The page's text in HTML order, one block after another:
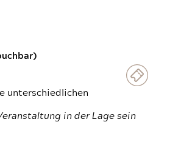
unterschiedlichen
in der Lage sein